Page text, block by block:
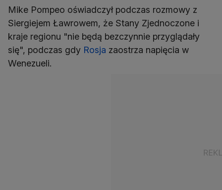
Mike Pompeo oświadczył podczas rozmowy z
Siergiejem Ławrowem, że Stany Zjednoczone i
kraje regionu "nie będą bezczynnie przyglądały
się", podczas gdy Rosja zaostrza napięcia w
Wenezueli.